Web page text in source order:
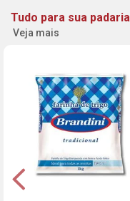
Tudo para sua padaria
Veja mais